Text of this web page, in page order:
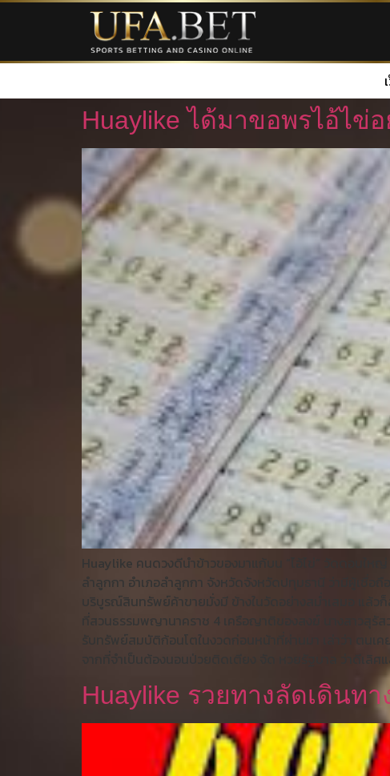
เว็บบาคาร่าออนไลน์ที่ม
Huaylike ได้มาขอพรไอ้ไข่
Huaylike คนดวงดีนำข้าวของมาแก้บน “ไอ้ไข่” วัดดอนใ
ลำลูกกา อำเภอลำลูกกา จังหวัดจังหวัดปทุมธานี ว่ามีผู้เชื่อ
บริบูรณ์สินทรัพย์ค้าขายมั่งมี ข้างในวัดอย่างสม่ำเสมอ แล้
ที่สวนธรรมพญานาคราช 4 เครือญาติของสงฆ์ นางสาวสุรั
รับทรัพย์สมบัติก้อนโตในงวดก่อนหน้าที่ผ่านมา เล่าว่า ตนเ
จากที่จำเป็นต้องนอนป่วยติดเตียง จัด หวยรัฐบาล ว่าดีเ
Huaylike รวยทางลัดเดินท